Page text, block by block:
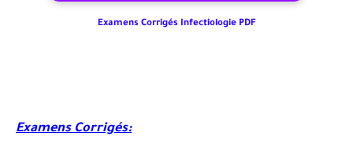
Examens Corrigés Infectiologie PDF
Examens Corrigés: